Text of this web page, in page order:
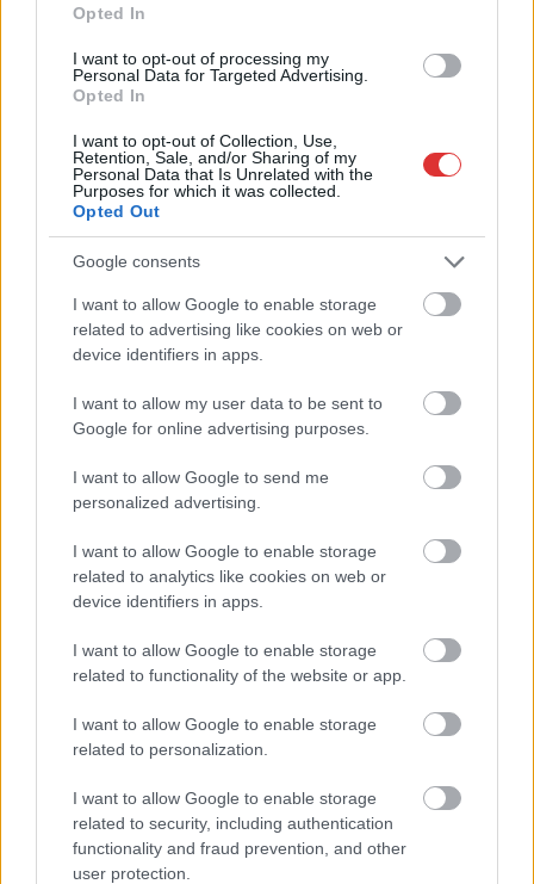
Opted In
I want to opt-out of processing my
Personal Data for Targeted Advertising.
Opted In
I want to opt-out of Collection, Use,
Retention, Sale, and/or Sharing of my
Personal Data that Is Unrelated with the
Purposes for which it was collected.
Opted Out
Google consents
I want to allow Google to enable storage
related to advertising like cookies on web or
device identifiers in apps.
I want to allow my user data to be sent to
Google for online advertising purposes.
I want to allow Google to send me
personalized advertising.
I want to allow Google to enable storage
related to analytics like cookies on web or
device identifiers in apps.
I want to allow Google to enable storage
related to functionality of the website or app.
I want to allow Google to enable storage
related to personalization.
I want to allow Google to enable storage
related to security, including authentication
functionality and fraud prevention, and other
user protection.
Csendélet 5.0: alig balesetveszélyes lépcső és
Szolnok mennyire élhető város
Ha csak ezeket a képeket látnánk, azt gondolnánk, hogy az
Adja meg keresztnevét:
meg e-mail címét:
Megismertem és elfogadom a
ot
Nem szeretne lemaradni semmiről? Csak egy kattintás, és hírlevelünk a
legfrissebb információkkal és exkluzív tartalmakkal hétről hétre